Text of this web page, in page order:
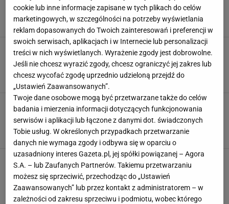
do zamrażarki, zrób jedną rzecz
DOMOWA PIZZA MROŻENIE MROŻENIE JEDZENIA
Czy odmrożone pierogi można zamrozić jeszcze
raz? Co z innymi daniami? Błąd może mieć
opłakane skutki
DIETETYKA MROŻENIE MROŻENIE JEDZENIA
Przechowuj tak kawę, a będzie świeża i
aromatyczna. Eksperci zgodnie wskazali
najlepsze miejsce
KAWA NEWS PORADY KULINARNE
Przechowuj tak cebulę, a będzie świeża przez
wiele tygodni. Nie zmięknie i nie zacznie się
psuć
CEBULA NEWS PRZECHOWYWANIE
cookie lub inne informacje zapisane w tych plikach do celów
marketingowych, w szczególności na potrzeby wyświetlania
reklam dopasowanych do Twoich zainteresowań i preferencji w
swoich serwisach, aplikacjach i w Internecie lub personalizacji
treści w nich wyświetlanych. Wyrażenie zgody jest dobrowolne.
Jeśli nie chcesz wyrazić zgody, chcesz ograniczyć jej zakres lub
chcesz wycofać zgodę uprzednio udzieloną przejdź do
„Ustawień Zaawansowanych”.
Twoje dane osobowe mogą być przetwarzane także do celów
badania i mierzenia informacji dotyczących funkcjonowania
serwisów i aplikacji lub łączone z danymi dot. świadczonych
Tobie usług. W określonych przypadkach przetwarzanie
danych nie wymaga zgody i odbywa się w oparciu o
uzasadniony interes Gazeta.pl, jej spółki powiązanej – Agora
S.A. – lub Zaufanych Partnerów. Takiemu przetwarzaniu
możesz się sprzeciwić, przechodząc do „Ustawień
Zaawansowanych” lub przez kontakt z administratorem – w
zależności od zakresu sprzeciwu i podmiotu, wobec którego